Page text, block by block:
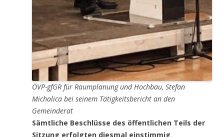
ÖVP-gfGR für Raumplanung und Hochbau, Stefan
Michalica bei seinem Tätigkeitsbericht an den
Gemeinderat
Sämtliche Beschlüsse des öffentlichen Teils der
Sitzung erfolgten diesmal einstimmig.